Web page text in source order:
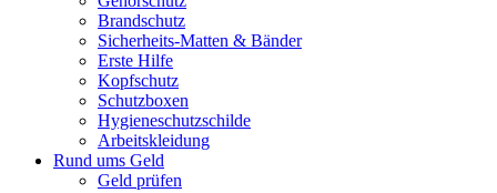
Brandschutz
Sicherheits-Matten & Bänder
Erste Hilfe
Kopfschutz
Schutzboxen
Hygieneschutzschilde
Arbeitskleidung
Rund ums Geld
Geld prüfen